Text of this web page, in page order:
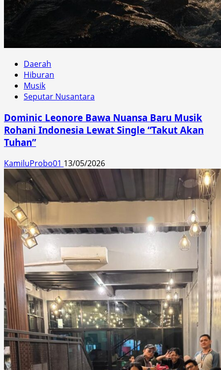
Daerah
Hiburan
Musik
Seputar Nusantara
Dominic Leonore Bawa Nuansa Baru Musik
Rohani Indonesia Lewat Single “Takut Akan
Tuhan”
KamiluProbo01 13/05/2026